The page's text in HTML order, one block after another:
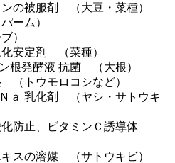
の被服剤 （大豆・菜種）
ーム）
）
安定剤 （菜種）
根発酵液 抗菌 （大根）
（トウモロコシなど）
ａ 乳化剤 （ヤシ・サトウキ
化防止、ビタミンＣ誘導体
スの溶媒 （サトウキビ）